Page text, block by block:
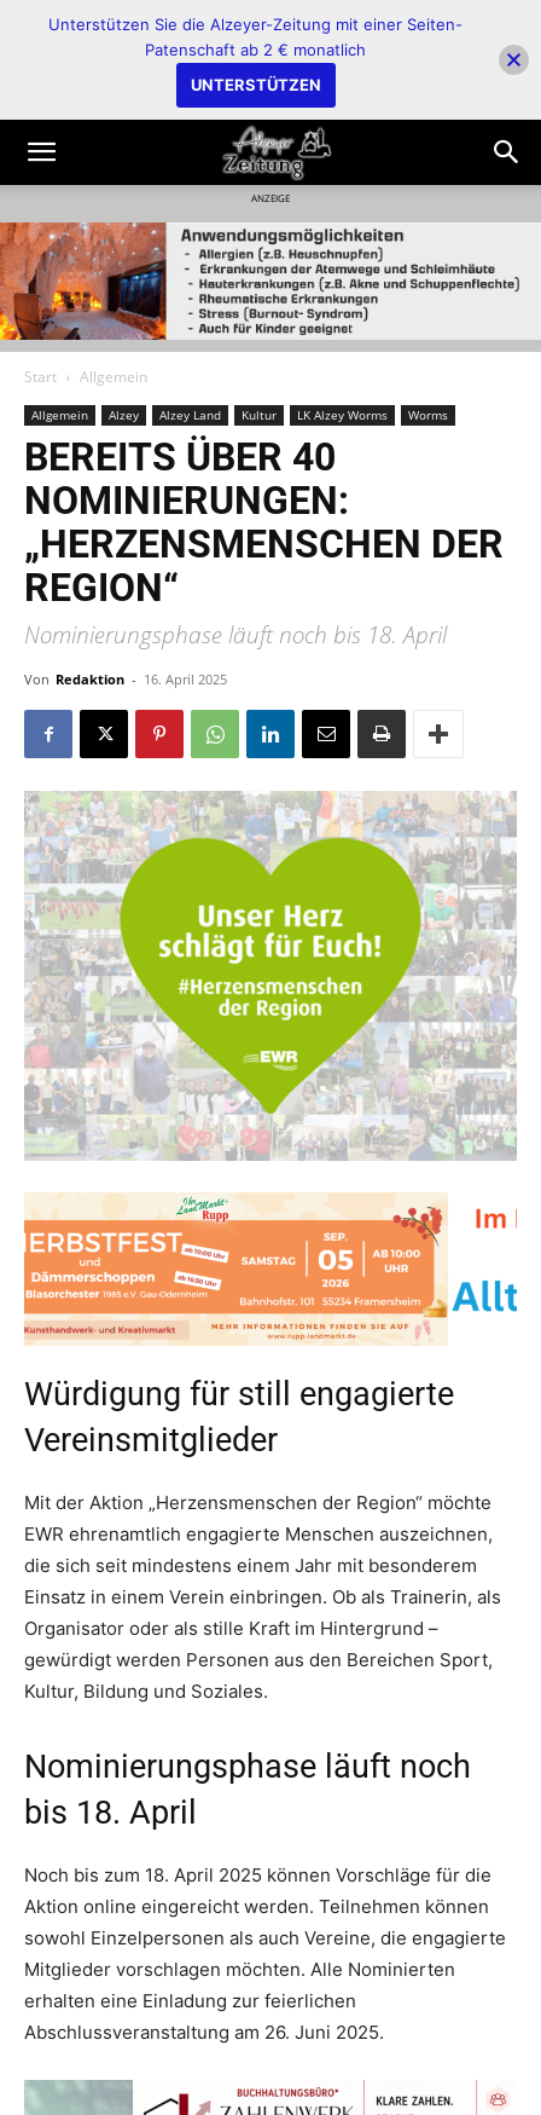
ANZEIGE
Start Allgemein
Allgemein Alzey Alzey Land Kultur LK Alzey Worms Worms
BEREITS ÜBER 40
NOMINIERUNGEN:
„HERZENSMENSCHEN DER
REGION“
Nominierungsphase läuft noch bis 18. April
Von Redaktion - 16. April 2025
Würdigung für still engagierte
Vereinsmitglieder
Mit der Aktion „Herzensmenschen der Region“ möchte
EWR ehrenamtlich engagierte Menschen auszeichnen,
die sich seit mindestens einem Jahr mit besonderem
Einsatz in einem Verein einbringen. Ob als Trainerin, als
Organisator oder als stille Kraft im Hintergrund –
gewürdigt werden Personen aus den Bereichen Sport,
Kultur, Bildung und Soziales.
Nominierungsphase läuft noch
bis 18. April
Noch bis zum 18. April 2025 können Vorschläge für die
Aktion online eingereicht werden. Teilnehmen können
sowohl Einzelpersonen als auch Vereine, die engagierte
Mitglieder vorschlagen möchten. Alle Nominierten
erhalten eine Einladung zur feierlichen
Abschlussveranstaltung am 26. Juni 2025.
Unterstützen Sie die Alzeyer-Zeitung mit einer Seiten-
Patenschaft ab 2 € monatlich
UNTERSTÜTZEN